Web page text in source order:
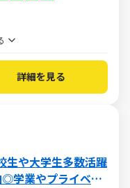
詳細を見る
生や大学生多数活躍
学業やプライベー